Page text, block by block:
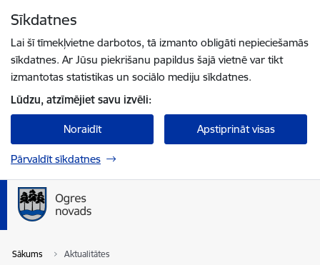
Sīkdatnes
Lai šī tīmekļvietne darbotos, tā izmanto obligāti nepieciešamās
sīkdatnes. Ar Jūsu piekrišanu papildus šajā vietnē var tikt
izmantotas statistikas un sociālo mediju sīkdatnes.
Lūdzu, atzīmējiet savu izvēli:
Noraidīt Apstiprināt visas
Pārvaldīt sīkdatnes
Sākums Aktualitātes